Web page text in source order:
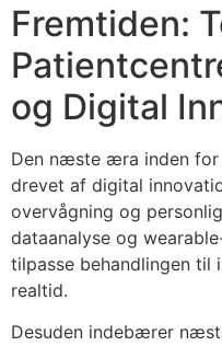
Fremtiden:
og Digital
Den næste æra inden for
drevet af digital
overvågning og
dataanalyse og
tilpasse behandlingen til
realtid.
Desuden indebærer